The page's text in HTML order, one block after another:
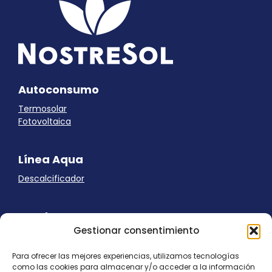
Gestionar consentimiento
Para ofrecer las mejores experiencias, utilizamos tecnologías
como las cookies para almacenar y/o acceder a la información
Autoconsumo
Termosolar
Fotovoltaica
Línea Aqua
Descalcificador
Ayuda
Panel Cookies